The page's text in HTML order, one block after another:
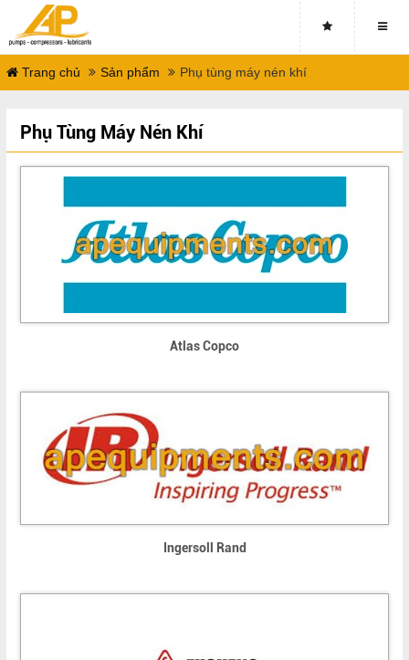
Close
Trang chủ Sản phẩm Phụ tùng máy nén khí
Phụ Tùng Máy Nén Khí
Atlas Copco
Ingersoll Rand